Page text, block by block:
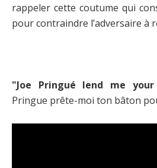
rappeler cette coutume qui
pour contraindre l’adversaire à
"Joe Pringué lend me
Pringue prête-moi ton bâton